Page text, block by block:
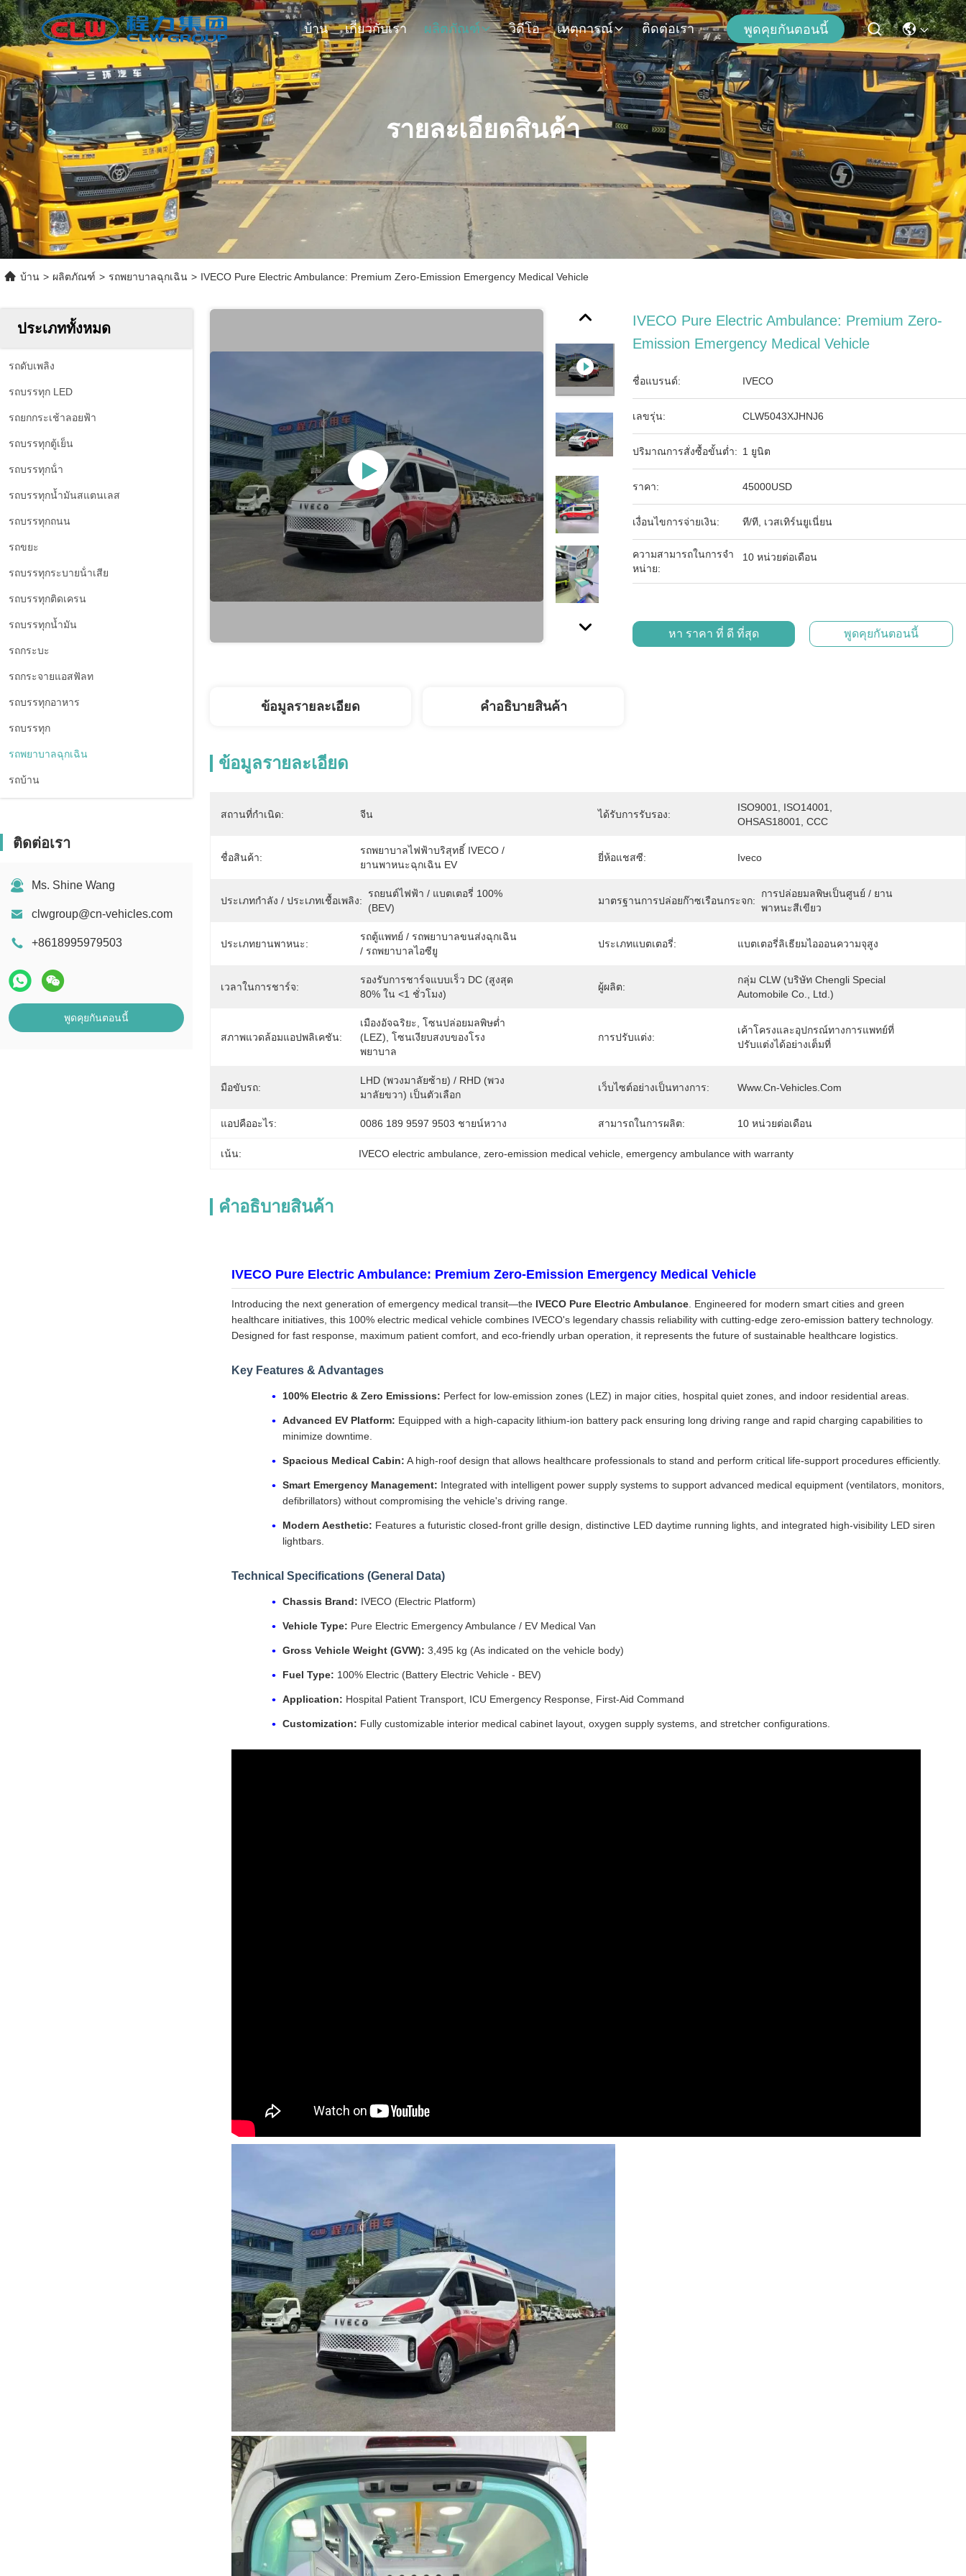
บ้าน เกี่ยวกับเรา ผลิตภัณฑ์ วิดีโอ เหตุการณ์ ติดต่อเรา พูดคุยกันตอนนี้
รายละเอียดสินค้า
บ้าน > ผลิตภัณฑ์ > รถพยาบาลฉุกเฉิน > IVECO Pure Electric Ambulance: Premium Zero-Emission Emergency Medical Vehicle
ประเภททั้งหมด
รถดับเพลิง
รถบรรทุก LED
รถยกกระเช้าลอยฟ้า
รถบรรทุกตู้เย็น
รถบรรทุกน้ํา
รถบรรทุกน้ำมันสแตนเลส
รถบรรทุกถนน
รถขยะ
รถบรรทุกระบายน้ําเสีย
รถบรรทุกติดเครน
รถบรรทุกน้ำมัน
รถกระบะ
รถกระจายแอสฟัลท
รถบรรทุกอาหาร
รถบรรทุก
รถพยาบาลฉุกเฉิน
รถบ้าน
ติดต่อเรา
Ms. Shine Wang
clwgroup@cn-vehicles.com
+8618995979503
พูดคุยกันตอนนี้
IVECO Pure Electric Ambulance: Premium Zero-
Emission Emergency Medical Vehicle
ชื่อแบรนด์: IVECO
เลขรุ่น: CLW5043XJHNJ6
ปริมาณการสั่งซื้อขั้นต่ำ: 1 ยูนิต
ราคา: 45000USD
เงื่อนไขการจ่ายเงิน: ที/ที, เวสเทิร์นยูเนี่ยน
ความสามารถในการจํา
หน่าย:
10 หน่วยต่อเดือน
หา ราคา ที่ ดี ที่สุด พูดคุยกันตอนนี้
ข้อมูลรายละเอียด คําอธิบายสินค้า
ข้อมูลรายละเอียด
สถานที่กำเนิด: จีน ได้รับการรับรอง:
ISO9001, ISO14001,
OHSAS18001, CCC
ชื่อสินค้า:
รถพยาบาลไฟฟ้าบริสุทธิ์ IVECO /
ยานพาหนะฉุกเฉิน EV
ยี่ห้อแชสซี: Iveco
ประเภทกำลัง / ประเภทเชื้อเพลิง:
รถยนต์ไฟฟ้า / แบตเตอรี่ 100%
(BEV)
มาตรฐานการปล่อยก๊าซเรือนกระจก:
การปล่อยมลพิษเป็นศูนย์ / ยาน
พาหนะสีเขียว
ประเภทยานพาหนะ:
รถตู้แพทย์ / รถพยาบาลขนส่งฉุกเฉิน
/ รถพยาบาลไอซียู
ประเภทแบตเตอรี่: แบตเตอรี่ลิเธียมไอออนความจุสูง
เวลาในการชาร์จ:
รองรับการชาร์จแบบเร็ว DC (สูงสุด
80% ใน <1 ชั่วโมง)
ผู้ผลิต:
กลุ่ม CLW (บริษัท Chengli Special
Automobile Co., Ltd.)
สภาพแวดล้อมแอปพลิเคชัน:
เมืองอัจฉริยะ, โซนปล่อยมลพิษต่ำ
(LEZ), โซนเงียบสงบของโรง
พยาบาล
การปรับแต่ง:
เค้าโครงและอุปกรณ์ทางการแพทย์ที่
ปรับแต่งได้อย่างเต็มที่
มือขับรถ:
LHD (พวงมาลัยซ้าย) / RHD (พวง
มาลัยขวา) เป็นตัวเลือก
เว็บไซต์อย่างเป็นทางการ: Www.cn-Vehicles.com
แอปคืออะไร: 0086 189 9597 9503 ชายน์หวาง สามารถในการผลิต: 10 หน่วยต่อเดือน
เน้น: IVECO electric ambulance zero-emission medical vehicle emergency ambulance with warranty
คําอธิบายสินค้า
IVECO Pure Electric Ambulance: Premium Zero-Emission Emergency Medical Vehicle
Introducing the next generation of emergency medical transit—the IVECO Pure Electric Ambulance . Engineered for modern smart cities and green
healthcare initiatives, this 100% electric medical vehicle combines IVECO's legendary chassis reliability with cutting-edge zero-emission battery technology.
Designed for fast response, maximum patient comfort, and eco-friendly urban operation, it represents the future of sustainable healthcare logistics.
Key Features & Advantages
100% Electric & Zero Emissions: Perfect for low-emission zones (LEZ) in major cities, hospital quiet zones, and indoor residential areas.
Advanced EV Platform: Equipped with a high-capacity lithium-ion battery pack ensuring long driving range and rapid charging capabilities to
minimize downtime.
Spacious Medical Cabin: A high-roof design that allows healthcare professionals to stand and perform critical life-support procedures efficiently.
Smart Emergency Management: Integrated with intelligent power supply systems to support advanced medical equipment (ventilators, monitors,
defibrillators) without compromising the vehicle's driving range.
Modern Aesthetic: Features a futuristic closed-front grille design, distinctive LED daytime running lights, and integrated high-visibility LED siren
lightbars.
Technical Specifications (General Data)
Chassis Brand: IVECO (Electric Platform)
Vehicle Type: Pure Electric Emergency Ambulance / EV Medical Van
Gross Vehicle Weight (GVW): 3,495 kg (As indicated on the vehicle body)
Fuel Type: 100% Electric (Battery Electric Vehicle - BEV)
Application: Hospital Patient Transport, ICU Emergency Response, First-Aid Command
Customization: Fully customizable interior medical cabinet layout, oxygen supply systems, and stretcher configurations.